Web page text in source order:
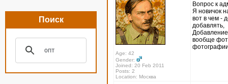
Поиск
Age: 42
Gender:
Joined: 20 Feb 2011
Posts: 2
Location: Москва
Вопрос к
Я новичок
вот в чем -
добавлять,
вообще